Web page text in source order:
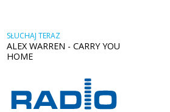
SŁUCHAJ TERAZ
ALEX WARREN - CARRY YOU
HOME